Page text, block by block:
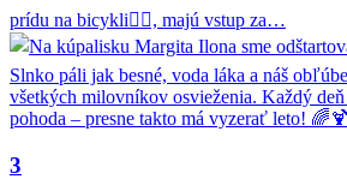
prídu na bicykli🚴‍♂️, majú vstup za…
3